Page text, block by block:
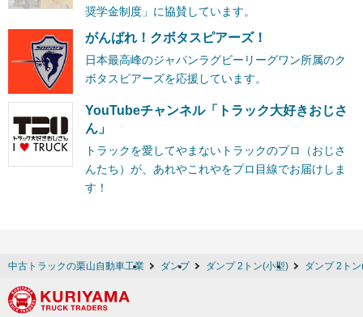
奨学金制度」に協賛しています。
がんばれ！クボタスピアーズ！
日本最高峰のジャパンラグビーリーグワン所属のク
ボタスピアーズを応援しています。
YouTubeチャンネル「トラック大好きおじさ
ん」
トラックを愛してやまないトラックのプロ（おじさ
んたち）が、あれやこれやをプロ目線でお届けしま
す！
中古トラックの栗山自動車工業 ダンプ ダンプ 2トン(小型) ダンプ 2ト